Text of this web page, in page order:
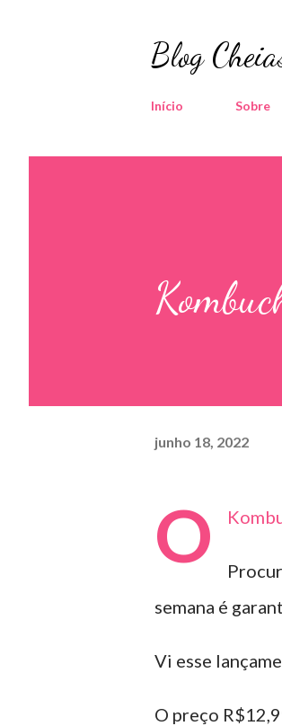
Blog
Início Sobre
junho 18, 2022
O
semana é
Vi esse
O preço